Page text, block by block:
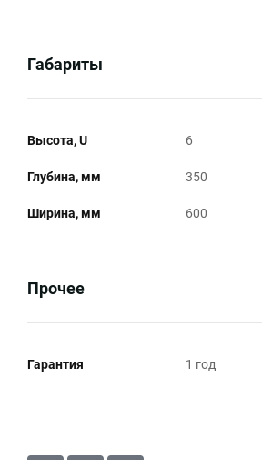
Габариты
Высота, U 6
Глубина, мм 350
Ширина, мм 600
Прочее
Гарантия 1 год